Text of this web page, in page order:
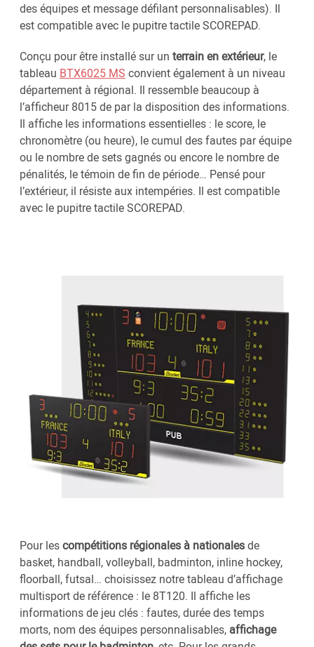
des équipes et message défilant personnalisables). Il
est compatible avec le pupitre tactile SCOREPAD.
Conçu pour être installé sur un terrain en extérieur, le
tableau BTX6025 MS convient également à un niveau
département à régional. Il ressemble beaucoup à
l’afficheur 8015 de par la disposition des informations.
Il affiche les informations essentielles : le score, le
chronomètre (ou heure), le cumul des fautes par équipe
ou le nombre de sets gagnés ou encore le nombre de
pénalités, le témoin de fin de période… Pensé pour
l’extérieur, il résiste aux intempéries. Il est compatible
avec le pupitre tactile SCOREPAD.
Pour lescompétitions régionales à nationalesde
basket, handball, volleyball, badminton, inline hockey,
floorball, futsal… choisissez notre tableau d’affichage
multisport de référence : le 8T120. Il affiche les
informations de jeu clés : fautes, durée des temps
morts, nom des équipes personnalisables, affichage